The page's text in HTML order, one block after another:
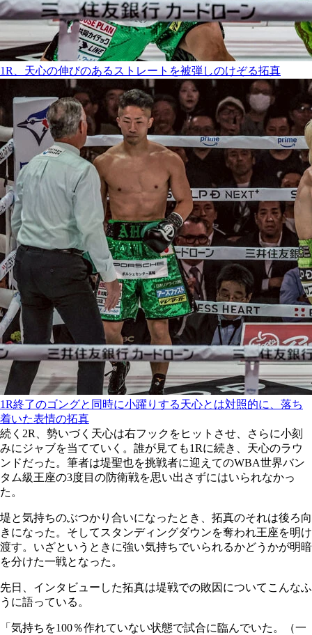
1R、天心の伸びのあるストレートを被弾しのけぞる拓真
1R終了のゴングと同時に小躍りする天心とは対照的に、落ち
着いた表情の拓真
続く2R、勢いづく天心は右フックをヒットさせ、さらに小刻
みにジャブを当てていく。誰が見ても1Rに続き、天心のラウ
ンドだった。筆者は堤聖也を挑戦者に迎えてのWBA世界バン
タム級王座の3度目の防衛戦を思い出さずにはいられなかっ
た。
堤と気持ちのぶつかり合いになったとき、拓真のそれは後ろ向
きになった。そしてスタンディングダウンを奪われ王座を明け
渡す。いざというときに強い気持ちでいられるかどうかが明暗
を分けた一戦となった。
先日、インタビューした拓真は堤戦での敗因についてこんなふ
うに語っている。
「気持ちを100％作れていない状態で試合に臨んでいた。（一